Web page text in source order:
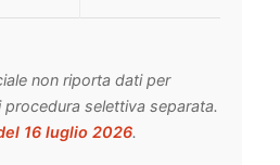
non riporta dati per
selettiva separata.
16 luglio 2026.